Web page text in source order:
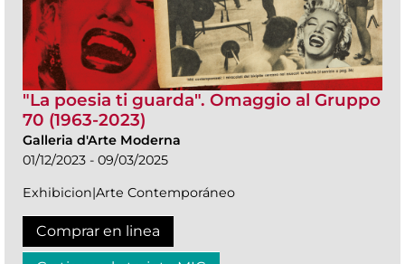
"La poesia ti guarda". Omaggio al Gruppo
70 (1963-2023)
Galleria d'Arte Moderna
01/12/2023 - 09/03/2025
Exhibicion|Arte Contemporáneo
Comprar en linea